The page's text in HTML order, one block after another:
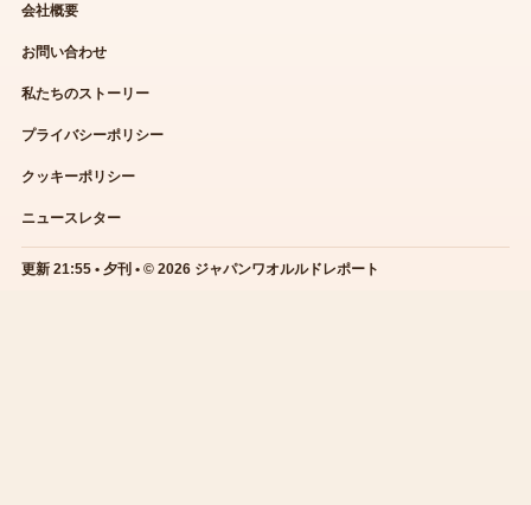
会社概要
お問い合わせ
私たちのストーリー
プライバシーポリシー
クッキーポリシー
ニュースレター
更新 21:55 • 夕刊 • © 2026 ジャパンワオルルドレポート